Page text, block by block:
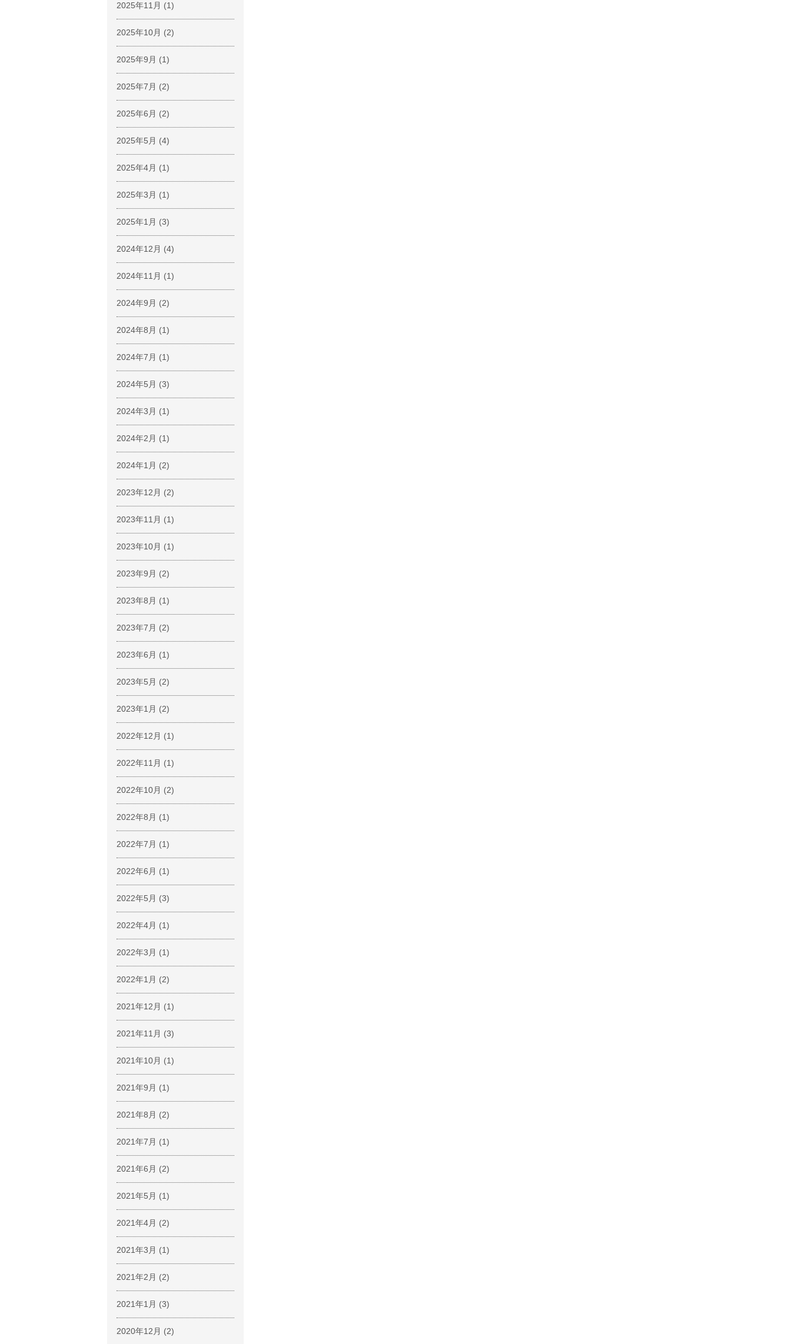
2025年11月 (1)
2025年10月 (2)
2025年9月 (1)
2025年7月 (2)
2025年6月 (2)
2025年5月 (4)
2025年4月 (1)
2025年3月 (1)
2025年1月 (3)
2024年12月 (4)
2024年11月 (1)
2024年9月 (2)
2024年8月 (1)
2024年7月 (1)
2024年5月 (3)
2024年3月 (1)
2024年2月 (1)
2024年1月 (2)
2023年12月 (2)
2023年11月 (1)
2023年10月 (1)
2023年9月 (2)
2023年8月 (1)
2023年7月 (2)
2023年6月 (1)
2023年5月 (2)
2023年1月 (2)
2022年12月 (1)
2022年11月 (1)
2022年10月 (2)
2022年8月 (1)
2022年7月 (1)
2022年6月 (1)
2022年5月 (3)
2022年4月 (1)
2022年3月 (1)
2022年1月 (2)
2021年12月 (1)
2021年11月 (3)
2021年10月 (1)
2021年9月 (1)
2021年8月 (2)
2021年7月 (1)
2021年6月 (2)
2021年5月 (1)
2021年4月 (2)
2021年3月 (1)
2021年2月 (2)
2021年1月 (3)
2020年12月 (2)